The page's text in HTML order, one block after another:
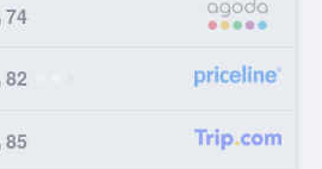
74 ﷼
82 ﷼
85 ﷼